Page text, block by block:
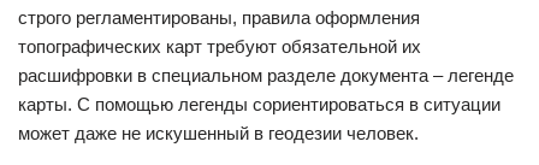
строго регламентированы, правила оформления
топографических карт требуют обязательной их
расшифровки в специальном разделе документа – легенде
карты. С помощью легенды сориентироваться в ситуации
может даже не искушенный в геодезии человек.